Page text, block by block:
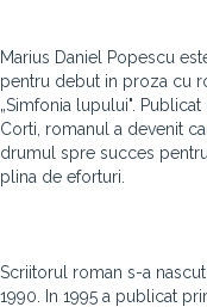
Marius Daniel Popescu
pentru debut in proza cu
„Simfonia lupului".
Corti, romanul a devenit
drumul spre succes
plina de eforturi.
Scriitorul roman s-a
1990. In 1995 a publicat